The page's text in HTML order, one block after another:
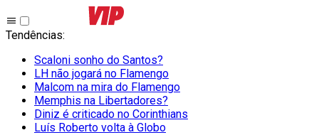
Tendências:
Scaloni sonho do Santos?
LH não jogará no Flamengo
Malcom na mira do Flamengo
Memphis na Libertadores?
Diniz é criticado no Corinthians
Luís Roberto volta à Globo